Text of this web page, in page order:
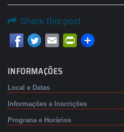
Share this post
Email PrintFriendly
INFORMAÇÕES
Local e Datas
Informações e Inscrições
Prograna e Horários